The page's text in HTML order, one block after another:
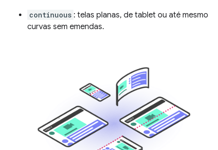
continuous : telas planas, de tablet ou até mesmo
curvas sem emendas.